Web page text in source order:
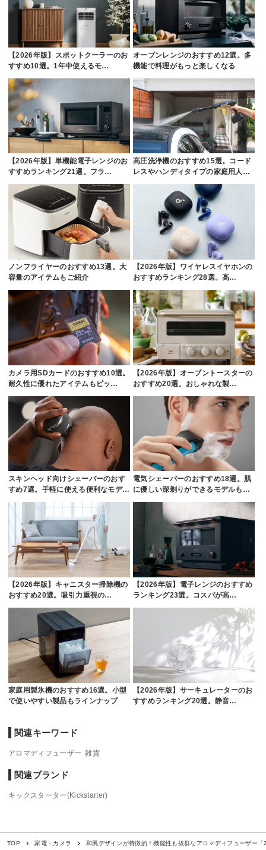
【2026年版】スポットクーラーのお
すすめ10選。1年中使えるモ…
オーブンレンジのおすすめ12選。多
機能で料理がもっと楽しくなる
【2026年版】単機能電子レンジのお
すすめランキング21選。フラ…
高圧洗浄機のおすすめ15選。コード
レスやハンディタイプの家庭用人…
ノンフライヤーのおすすめ13選。大
容量のアイテムもご紹介
【2026年版】ワイヤレスイヤホンの
おすすめランキング28選。高…
カメラ用SDカードのおすすめ10選。
耐久性に優れたアイテムもピッ…
【2026年版】オーブントースターの
おすすめ20選。おしゃれな製…
スキンヘッド向けシェーバーのおす
すめ7選。手軽に使える便利なモデ…
電気シェーバーのおすすめ18選。肌
に優しい深剃りができるモデルも…
【2026年版】キャニスター掃除機の
おすすめ20選。吸引力重視の…
【2026年版】電子レンジのおすすめ
ランキング23選。コスパが高…
家庭用製氷機のおすすめ16選。小型
で使いやすい製品もラインナップ
【2026年版】サーキュレーターのお
すすめランキング20選。静音…
関連キーワード
アロマディフューザー 雑貨
関連ブランド
キックスターター(Kickstarter)
TOP 家電・カメラ 和風デザインが特徴的！機能性も抜群なアロマディフューザー「